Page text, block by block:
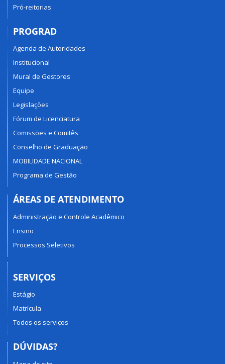
Pró-reitorias
PROGRAD
Agenda de Autoridades
Institucional
Mural de Gestores
Equipe
Legislações
Fórum de Licenciatura
Comissões e Comitês
Conselho de Graduação
MOBILIDADE NACIONAL
Programa de Gestão
ÁREAS DE ATENDIMENTO
Administração e Controle Acadêmico
Ensino
Processos Seletivos
SERVIÇOS
Estágio
Matrícula
Todos os serviços
DÚVIDAS?